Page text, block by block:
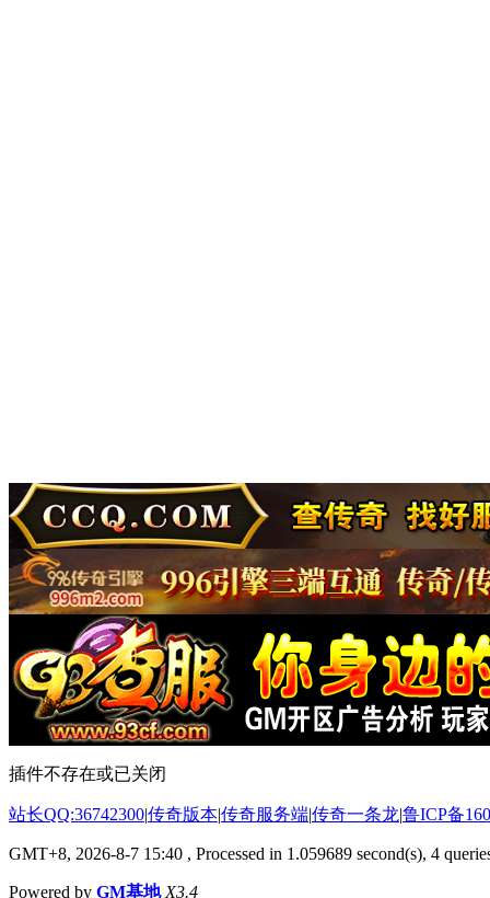
插件不存在或已关闭
站长QQ:36742300|传奇版本|传奇服务端|传奇一条龙|鲁ICP备
GMT+8, 2026-8-7 15:40 , Processed in 1.059689 second(s), 4
Powered by GM基地 X3.4